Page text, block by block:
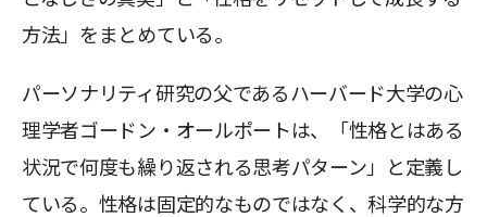
方法」をまとめている。
パーソナリティ研究の父であるハーバード大学の心
理学者ゴードン・オールポートは、「性格とはある
状況で何度も繰り返される思考パターン」と定義し
ている。性格は固定的なものではなく、科学的な方